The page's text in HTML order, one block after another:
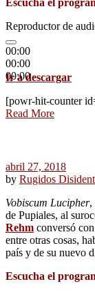
Escucha el
Reproductor de
00:00
00:00
00:00
Ir a descargar
[powr-hit-counter
Read More
abril 27, 2018
by Rugidos
Vobiscum Lucipher,
de Pupiales, al
Rehm conversó
entre otras cosas,
país y de su nuevo
Escucha el